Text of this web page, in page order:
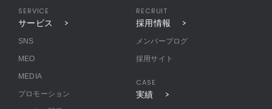
SERVICE
サービス
SNS
MEO
MEDIA
プロモーション
RECRUIT
採用情報
メンバーブログ
採用サイト
CASE
実績